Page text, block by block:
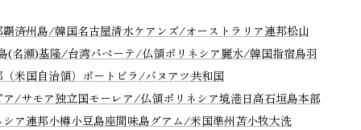
覇済州島/韓国名古屋清水ケアンズ/オーストラリア連邦松山
(名瀬)基隆/台湾パペーテ/仏領ポリネシア麗水/韓国指宿鳥羽
米国自治領） ポートビラ/バヌアツ共和国
ア/サモア独立国モーレア/仏領ポリネシア境港日高石垣島本部
ア連邦小樽小豆島座間味島グアム/米国準州苫小牧大洗